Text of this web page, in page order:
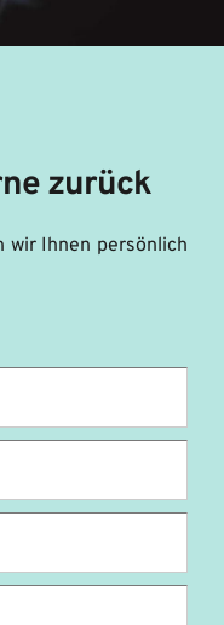
zurück
wir Ihnen persönlich